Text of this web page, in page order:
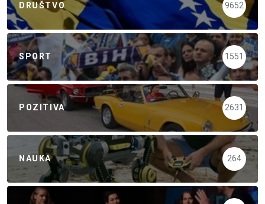
DRUŠTVO 9652
SPORT 1551
POZITIVA 2631
NAUKA 264